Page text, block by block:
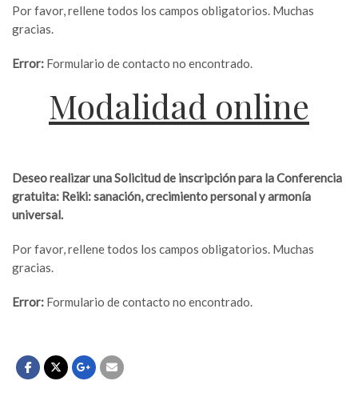
Por favor, rellene todos los campos obligatorios. Muchas
gracias.
Error: Formulario de contacto no encontrado.
Modalidad online
Deseo realizar una Solicitud de inscripción para la Conferencia
gratuita: Reiki: sanación, crecimiento personal y armonía
universal.
Por favor, rellene todos los campos obligatorios. Muchas
gracias.
Error: Formulario de contacto no encontrado.